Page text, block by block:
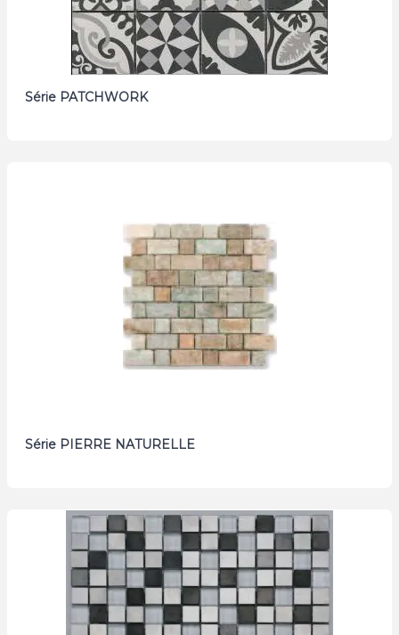
Série PATCHWORK
Série PIERRE NATURELLE